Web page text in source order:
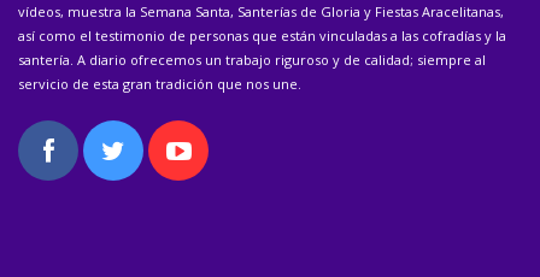
vídeos, muestra la Semana Santa, Santerías de Gloria y Fiestas Aracelitanas,
así como el testimonio de personas que están vinculadas a las cofradías y la
santería. A diario ofrecemos un trabajo riguroso y de calidad; siempre al
servicio de esta gran tradición que nos une.